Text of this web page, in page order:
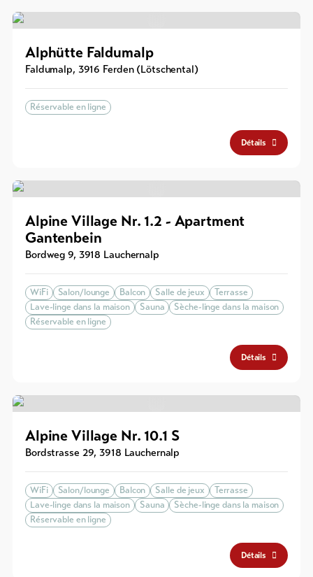
Alphütte Faldumalp
Faldumalp, 3916 Ferden (Lötschental)
Réservable en ligne
Détails
Alpine Village Nr. 1.2 - Apartment
Gantenbein
Bordweg 9, 3918 Lauchernalp
WiFi Salon/lounge Balcon Salle de jeux
Terrasse
Lave-linge dans la maison
Sauna
Sèche-linge dans la maison
Réservable en ligne
Détails
Alpine Village Nr. 10.1 S
Bordstrasse 29, 3918 Lauchernalp
WiFi Salon/lounge Balcon Salle de jeux
Terrasse
Lave-linge dans la maison
Sauna
Sèche-linge dans la maison
Réservable en ligne
Détails